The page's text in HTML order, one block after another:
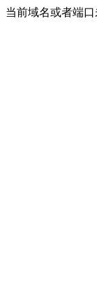
当前域名或者端